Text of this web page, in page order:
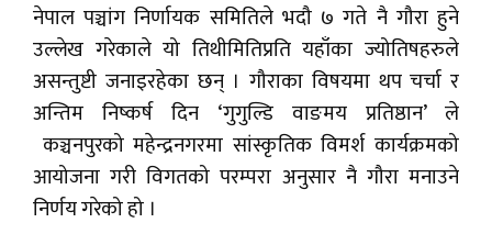
नेपाल पञ्चांग निर्णायक समितिले भदौ ७ गते नै गौरा हुने
उल्लेख गरेकाले यो तिथीमितिप्रति यहाँका ज्योतिषहरुले
असन्तुष्टी जनाइरहेका छन् । गौराका विषयमा थप चर्चा र
अन्तिम निष्कर्ष दिन ‘गुगुल्डि वाङमय प्रतिष्ठान’ ले
कञ्चनपुरको महेन्द्रनगरमा सांस्कृतिक विमर्श कार्यक्रमको
आयोजना गरी विगतको परम्परा अनुसार नै गौरा मनाउने
निर्णय गरेको हो ।